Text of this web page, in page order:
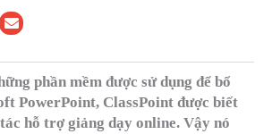
phần mềm được sử dụng để bổ
PowerPoint, ClassPoint được biết
hỗ trợ giảng dạy online. Vậy nó